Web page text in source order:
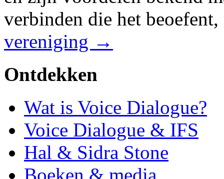
verbinden die het
vereniging →
Ontdekken
Wat is Voice Dialogue?
Voice Dialogue & IFS
Hal & Sidra Stone